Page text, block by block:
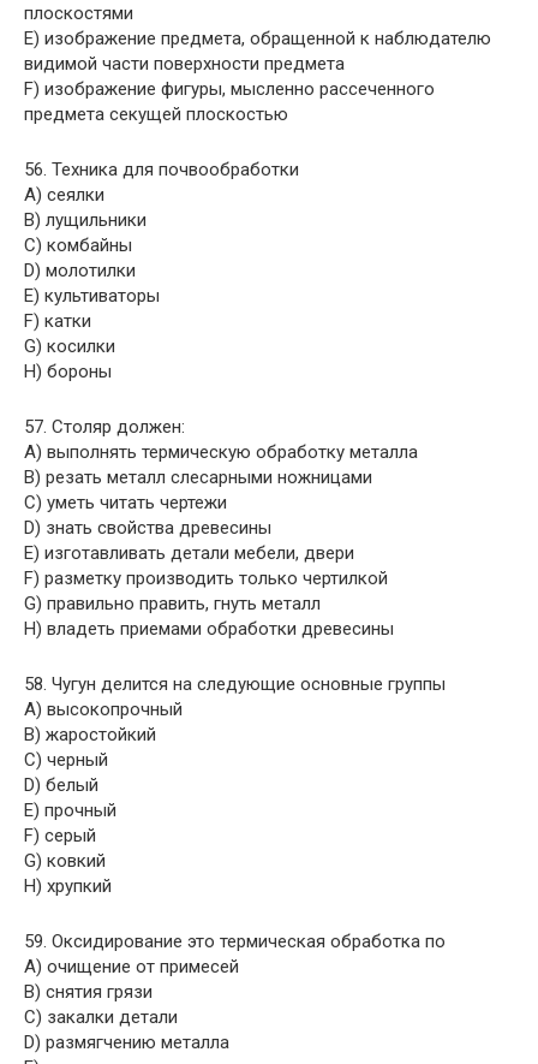
плоскостями
E) изображение предмета, обращенной к наблюдателю
видимой части поверхности предмета
F) изображение фигуры, мысленно рассеченного
предмета секущей плоскостью
56. Техника для почвообработки
A) сеялки
B) лущильники
C) комбайны
D) молотилки
E) культиваторы
F) катки
G) косилки
H) бороны
57. Столяр должен:
A) выполнять термическую обработку металла
B) резать металл слесарными ножницами
C) уметь читать чертежи
D) знать свойства древесины
E) изготавливать детали мебели, двери
F) разметку производить только чертилкой
G) правильно править, гнуть металл
H) владеть приемами обработки древесины
58. Чугун делится на следующие основные группы
A) высокопрочный
B) жаростойкий
C) черный
D) белый
E) прочный
F) серый
G) ковкий
H) хрупкий
59. Оксидирование это термическая обработка по
A) очищение от примесей
B) снятия грязи
C) закалки детали
D) размягчению металла